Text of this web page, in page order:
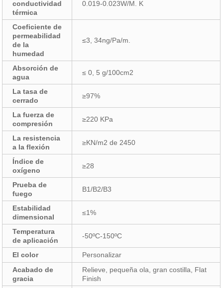
conductividad
térmica
0.019-0.023W/M. K
Coeficiente de
permeabilidad
de la
humedad
≤3, 34ng/Pa/m.
Absorción de
agua
≤ 0, 5 g/100cm2
La tasa de
cerrado
≥97%
La fuerza de
compresión
≥220 KPa
La resistencia
a la flexión
≥KN/m2 de 2450
Índice de
oxígeno
≥28
Prueba de
fuego
B1/B2/B3
Estabilidad
dimensional
≤1%
Temperatura
de aplicación
-50ºC-150ºC
El color
Personalizar
Acabado de
gracia
Relieve, pequeña ola, gran costilla, Flat
Finish